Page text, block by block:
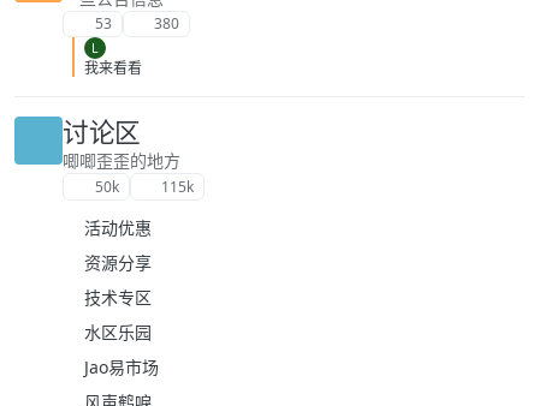
53 380
L
我来看看
讨论区
唧唧歪歪的地方
50k 115k
活动优惠
资源分享
技术专区
水区乐园
Jao易市场